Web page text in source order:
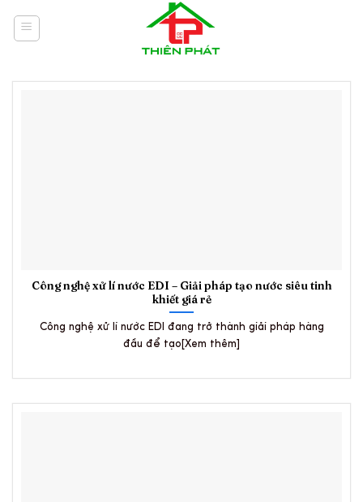
Công nghệ xử lí nước EDI – Giải pháp tạo nước siêu tinh
khiết giá rẻ
Công nghệ xử lí nước EDI đang trở thành giải pháp hàng
đầu để tạo[Xem thêm]